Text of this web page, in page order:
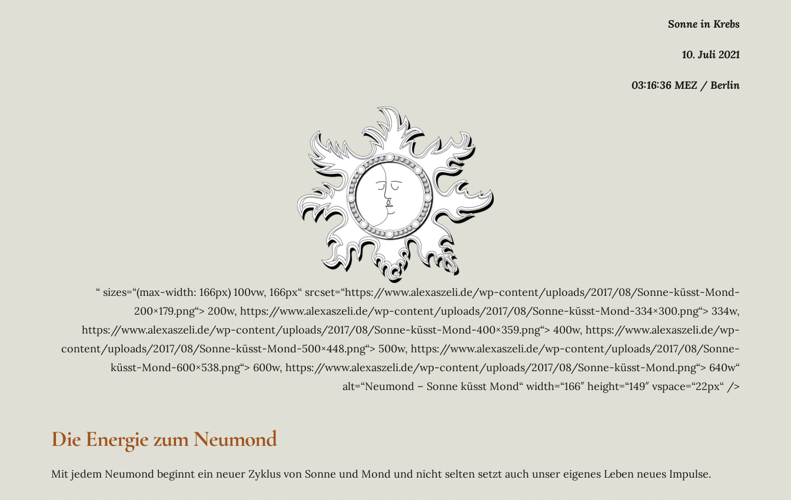
Sonne in Krebs
10. Juli 2021
03:16:36 MEZ / Berlin
“ sizes=“(max-width: 166px) 100vw, 166px“ srcset=“https://www.alexaszeli.de/wp-content/uploads/2017/08/Sonne-küsst-Mond-
200×179.png“> 200w, https://www.alexaszeli.de/wp-content/uploads/2017/08/Sonne-küsst-Mond-334×300.png“> 334w,
https://www.alexaszeli.de/wp-content/uploads/2017/08/Sonne-küsst-Mond-400×359.png“> 400w, https://www.alexaszeli.de/wp-
content/uploads/2017/08/Sonne-küsst-Mond-500×448.png“> 500w, https://www.alexaszeli.de/wp-content/uploads/2017/08/Sonne-
küsst-Mond-600×538.png“> 600w, https://www.alexaszeli.de/wp-content/uploads/2017/08/Sonne-küsst-Mond.png“> 640w“
alt=“Neumond – Sonne küsst Mond“ width=“166″ height=“149″ vspace=“22px“ />
Die Energie zum Neumond
Mit jedem Neumond beginnt ein neuer Zyklus von Sonne und Mond und nicht selten setzt auch unser eigenes Leben neues Impulse.